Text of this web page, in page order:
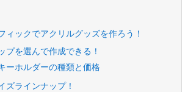
ィックでアクリルグッズを作ろう！
プを選んで作成できる！
ーホルダーの種類と価格
ズラインナップ！